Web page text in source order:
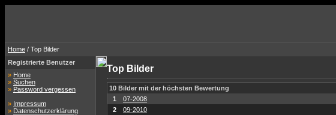
Home / Top Bilder
Registrierte Benutzer
» Home
» Suchen
» Password vergessen
» Impressum
» Datenschutzerklärung
Top Bilder
10 Bilder mit der höchsten Bewertung
1
07-2008
2
09-2010